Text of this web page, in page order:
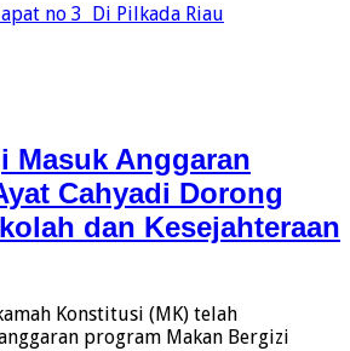
no 3 Di Pilkada Riau
Masuk Anggaran
Cahyadi Dorong
dan Kesejahteraan
Konstitusi (MK) telah
program Makan Bergizi